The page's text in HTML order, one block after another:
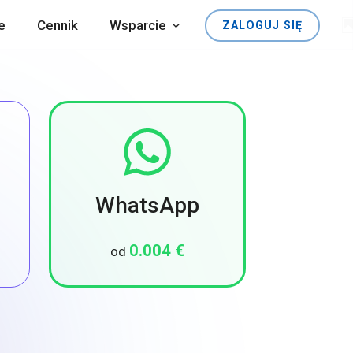
Cennik Wsparcie ZALOGUJ SIĘ
WhatsApp
od 0.004 €